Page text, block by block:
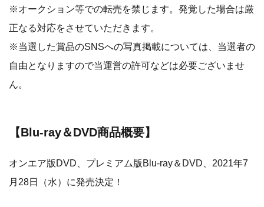
※オークション等での転売を禁じます。発覚した場合は厳
正なる対応をさせていただきます。
※当選した賞品のSNSへの写真掲載については、当選者の
自由となりますので当運営の許可などは必要ございませ
ん。
​【Blu-ray＆DVD商品概要】
オンエア版DVD、プレミアム版Blu-ray＆DVD、2021年7
月28日（水）に発売決定！